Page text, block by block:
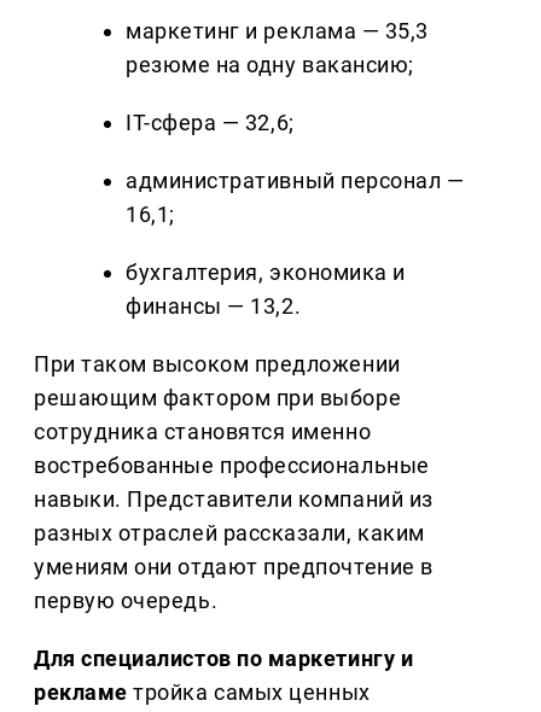
маркетинг и реклама — 35,3
резюме на одну вакансию;
IT-сфера — 32,6;
административный персонал —
16,1;
бухгалтерия, экономика и
финансы — 13,2.
При таком высоком предложении
решающим фактором при выборе
сотрудника становятся именно
востребованные профессиональные
навыки. Представители компаний из
разных отраслей рассказали, каким
умениям они отдают предпочтение в
первую очередь.
Для специалистов по маркетингу и
рекламе тройка самых ценных